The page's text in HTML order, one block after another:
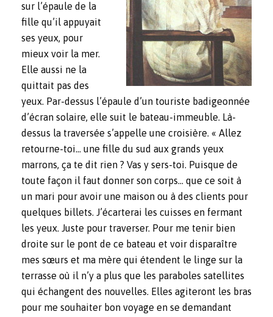
sur l’épaule de la
fille qu’il appuyait
ses yeux, pour
mieux voir la mer.
Elle aussi ne la
quittait pas des
yeux. Par-dessus l’épaule d’un touriste badigeonnée
d’écran solaire, elle suit le bateau-immeuble. Là-
dessus la traversée s’appelle une croisière. « Allez
retourne-toi… une fille du sud aux grands yeux
marrons, ça te dit rien ? Vas y sers-toi. Puisque de
toute façon il faut donner son corps… que ce soit à
un mari pour avoir une maison ou à des clients pour
quelques billets. J’écarterai les cuisses en fermant
les yeux. Juste pour traverser. Pour me tenir bien
droite sur le pont de ce bateau et voir disparaître
mes sœurs et ma mère qui étendent le linge sur la
terrasse où il n’y a plus que les paraboles satellites
qui échangent des nouvelles. Elles agiteront les bras
pour me souhaiter bon voyage en se demandant